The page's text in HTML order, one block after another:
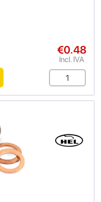
€0.48
Incl. IVA